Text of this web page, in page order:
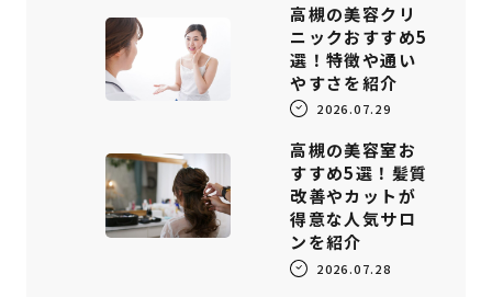
高槻の美容クリ
ニックおすすめ5
選！特徴や通い
やすさを紹介
2026.07.29
高槻の美容室お
すすめ5選！髪質
改善やカットが
得意な人気サロ
ンを紹介
2026.07.28